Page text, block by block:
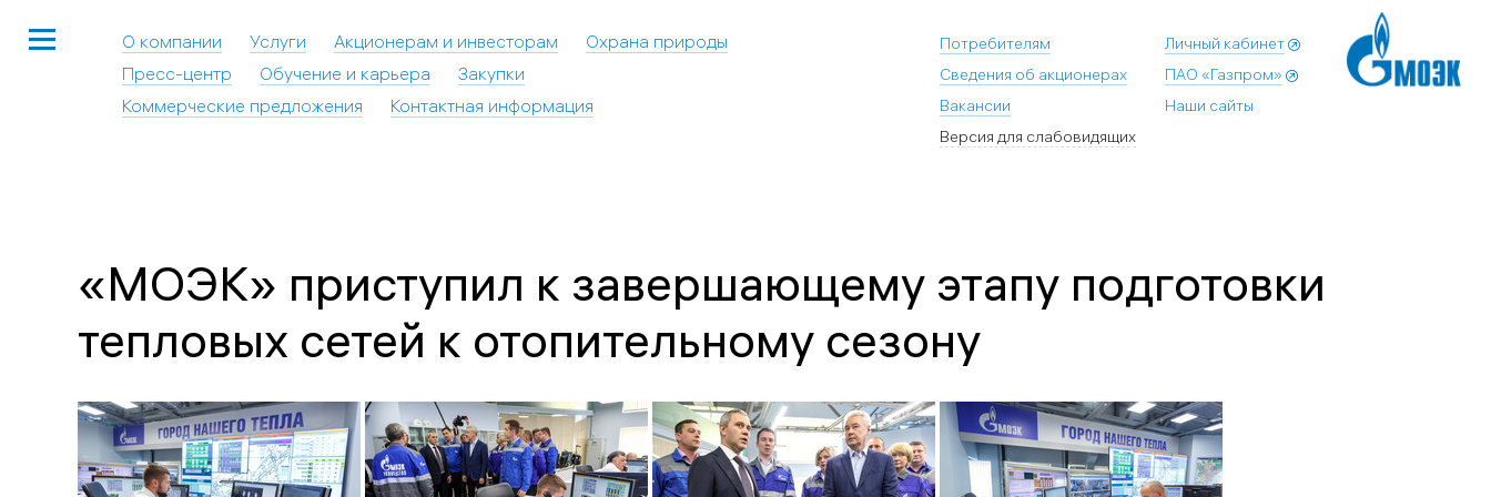
О компании Услуги Акционерам и инвесторам
Охрана природы
Пресс-центр
Обучение и карьера
Закупки
Коммерческие предложения
Контактная информация
Личный кабинет
ПАО «Газпром»
Наши сайты
Потребителям
Сведения об акционерах
Вакансии
Версия для слабовидящих
«МОЭК» приступил к завершающему этапу подготовки
тепловых сетей к отопительному сезону